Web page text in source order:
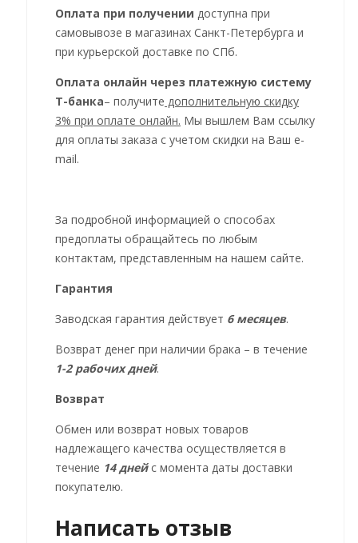
Оплата при получении доступна при
самовывозе в магазинах Санкт-Петербурга и
при курьерской доставке по СПб.
Оплата онлайн через платежную систему
Т-банка– получите дополнительную скидку
3% при оплате онлайн. Мы вышлем Вам ссылку
для оплаты заказа с учетом скидки на Ваш e-
mail.
За подробной информацией о способах
предоплаты обращайтесь по любым
контактам, представленным на нашем сайте.
Гарантия
Заводская гарантия действует 6 месяцев.
Возврат денег при наличии брака – в течение
1-2 рабочих дней.
Возврат
Обмен или возврат новых товаров
надлежащего качества осуществляется в
течение 14 днейс момента даты доставки
покупателю.
Написать отзыв